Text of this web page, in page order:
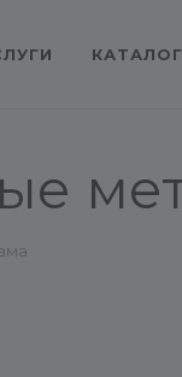
КАТАЛОГ